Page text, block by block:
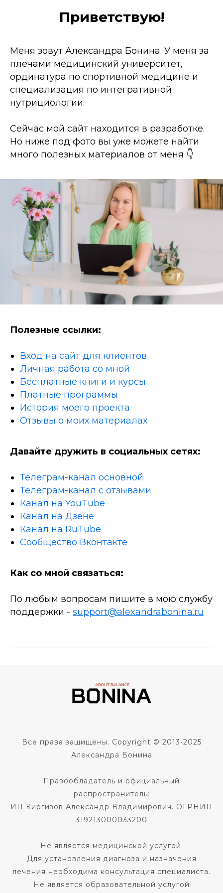
Приветствую!
Меня зовут Александра Бонина. У меня за
плечами медицинский университет,
ординатура по спортивной медицине и
специализация по интегративной
нутрициологии.
Сейчас мой сайт находится в разработке.
Но ниже под фото вы уже можете найти
много полезных материалов от меня 👇
Полезные ссылки:
Вход на сайт для клиентов
Личная работа со мной
Бесплатные книги и курсы
Платные программы
История моего проекта
Отзывы о моих материалах
Давайте дружить в социальных сетях:
Телеграм-канал основной
Телеграм-канал с отзывами
Канал на YouTube
Канал на Дзене
Канал на RuTube
Сообщество Вконтакте
Как со мной связаться:
По любым вопросам пишите в мою службу
поддержки - support@alexandrabonina.ru
Все права защищены. Copyright © 2013-2025
Александра Бонина
Правообладатель и официальный
распространитель:
ИП Киргизов Александр Владимирович. ОГРНИП
319213000033200
Не является медицинской услугой.
Для установления диагноза и назначения
лечения необходима консультация специалиста.
Не является образовательной услугой